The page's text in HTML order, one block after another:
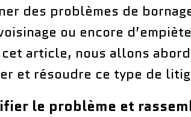
des problèmes de
ou encore
article, nous allons
et résoudre ce type de
le problème et